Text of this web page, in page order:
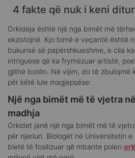
4 fakte që nuk i keni
Orkideja është një nga bimët më
ekzistojnë. Kjo bimë e veçantë është
bukurisë së papërshkueshme, e cila
intriguese që ka frymëzuar artistë,
gjithë botën. Në vijim, do të zbulojmë
për këtë lule magjepsëse:
Një nga bimët më të vjetra
madhja
Orkidet janë një nga bimët më të
për njeriun. Biologët në Universitetin
bletë të fosilizuar që mbante polen